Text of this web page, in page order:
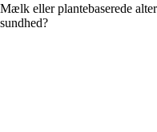
Mælk eller plantebaserede
sundhed?